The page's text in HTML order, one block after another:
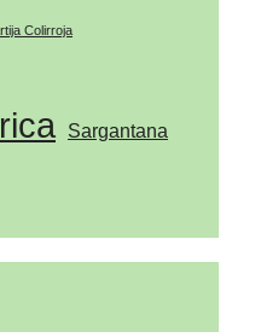
Colirroja
Sargantana